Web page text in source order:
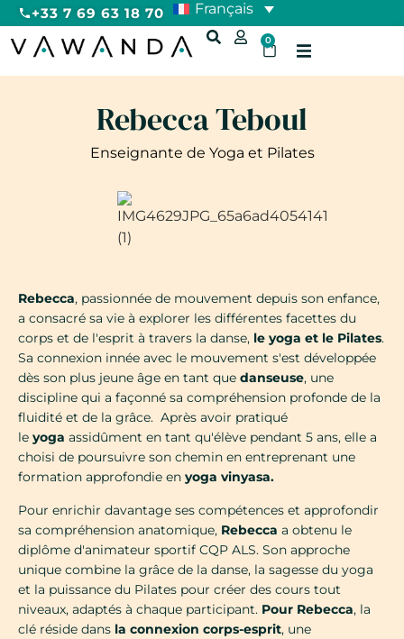
+33 7 69 63 18 70 Français
0
Rebecca Teboul
Enseignante de Yoga et Pilates
Rebecca, passionnée de mouvement depuis son enfance,
a consacré sa vie à explorer les différentes facettes du
corps et de l'esprit à travers la danse, le yoga et le Pilates.
Sa connexion innée avec le mouvement s'est développée
dès son plus jeune âge en tant que danseuse, une
discipline qui a façonné sa compréhension profonde de la
fluidité et de la grâce. Après avoir pratiqué
le yoga assidûment en tant qu'élève pendant 5 ans, elle a
choisi de poursuivre son chemin en entreprenant une
formation approfondie en yoga vinyasa.
Pour enrichir davantage ses compétences et approfondir
sa compréhension anatomique, Rebecca a obtenu le
diplôme d'animateur sportif CQP ALS. Son approche
unique combine la grâce de la danse, la sagesse du yoga
et la puissance du Pilates pour créer des cours tout
niveaux, adaptés à chaque participant. Pour Rebecca, la
clé réside dans la connexion corps-esprit, une